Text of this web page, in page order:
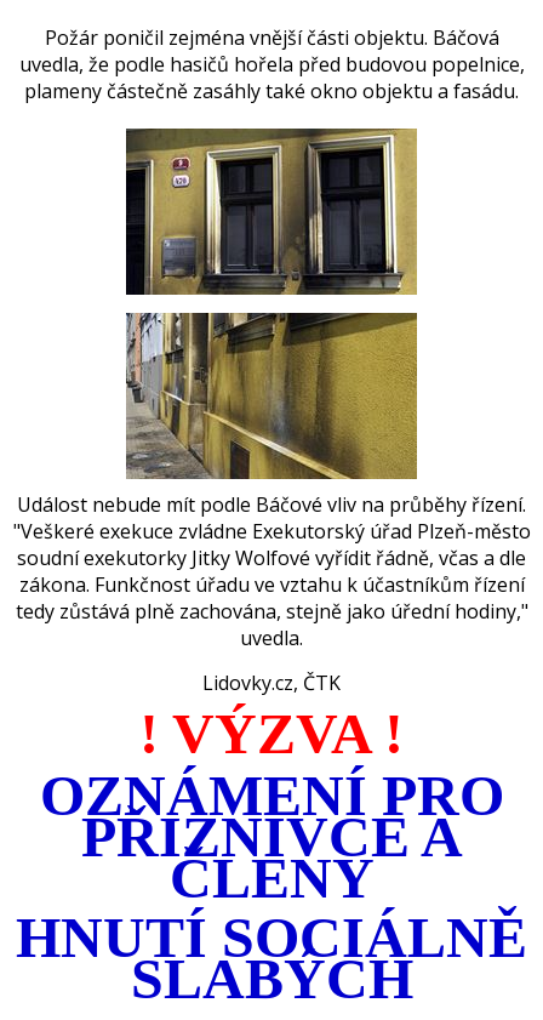
Požár poničil zejména vnější části objektu. Báčová
uvedla, že podle hasičů hořela před budovou popelnice,
plameny částečně zasáhly také okno objektu a fasádu.
Událost nebude mít podle Báčové vliv na průběhy řízení.
"Veškeré exekuce zvládne Exekutorský úřad Plzeň-město
soudní exekutorky Jitky Wolfové vyřídit řádně, včas a dle
zákona. Funkčnost úřadu ve vztahu k účastníkům řízení
tedy zůstává plně zachována, stejně jako úřední hodiny,"
uvedla.
Lidovky.cz, ČTK
! VÝZVA !
OZNÁMENÍ PRO
PŘIZNIVCE A
ČLENY
HNUTÍ SOCIÁLNĚ
SLABÝCH